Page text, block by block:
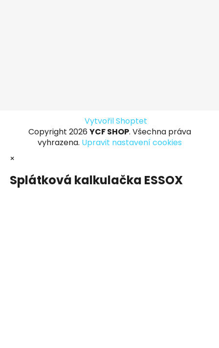
Vytvořil Shoptet
Copyright 2026 YCF SHOP. Všechna práva
vyhrazena. Upravit nastavení cookies
×
Splátková kalkulačka ESSOX